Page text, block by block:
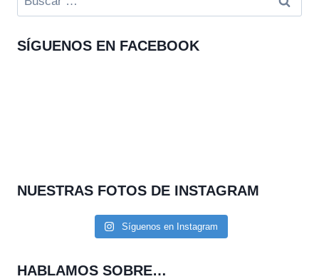
SÍGUENOS EN FACEBOOK
NUESTRAS FOTOS DE INSTAGRAM
Síguenos en Instagram
HABLAMOS SOBRE…